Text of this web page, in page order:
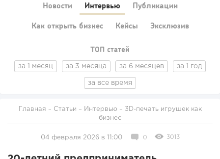
Новости Интервью Публикации
Как открыть бизнес Кейсы Эксклюзив
ТОП статей
за 1 месяц за 3 месяца за 6 месяцев за 1 год
за все время
Главная – Статьи – Интервью
бизнес
04 февраля 2026 в 11:00 0 3013